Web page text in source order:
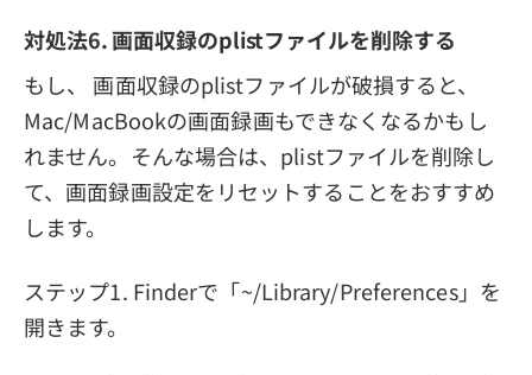
対処法6. 画面収録のplistファイルを削除する
もし、 画面収録のplistファイルが破損すると、
Mac/MacBookの画面録画もできなくなるかもし
れません。そんな場合は、plistファイルを削除し
て、画面録画設定をリセットすることをおすすめ
します。
ステップ1. Finderで「~/Library/Preferences」を
開きます。